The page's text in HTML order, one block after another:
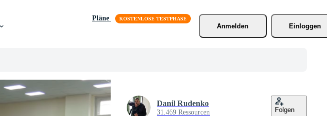
Pläne
Anmelden
Einloggen
Danil Rudenko
31.469 Ressourcen Folgen